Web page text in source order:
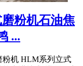
粉机石油焦
...
粉机 HLM系列立式